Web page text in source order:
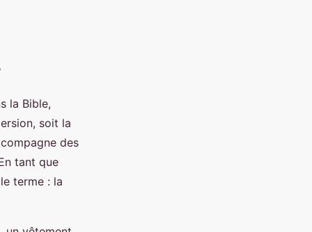
la Bible,
soit la
des
tant que
terme : la